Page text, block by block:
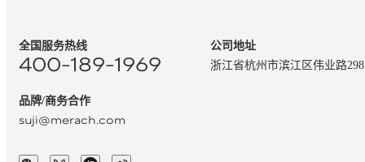
全国服务热线
400-189-1969
品牌/商务合作
suji@merach.com
公司地址
浙江省杭州市滨江区伟业路